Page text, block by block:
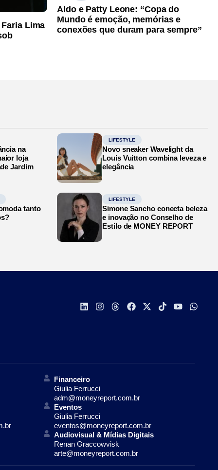
Lima
Aldo e Patty Leone: “Copa do
Mundo é emoção, memórias e
conexões que duram para sempre”
na
loja
Jardim
LIFESTYLE
Novo sneaker Wavelight da
Louis Vuitton combina leveza e
elegância
tanto
LIFESTYLE
Simone Sancho conecta beleza
e inovação no Conselho de
Estilo de MONEY REPORT
Financeiro
Giulia Ferrucci
adm@moneyreport.com.br
Eventos
Giulia Ferrucci
eventos@moneyreport.com.br
Audiovisual & Mídias Digitais
Renan Graccowvisk
arte@moneyreport.com.br